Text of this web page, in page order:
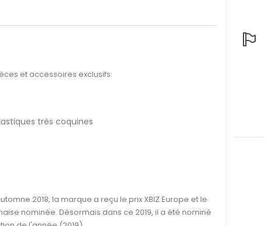
et accessoires exclusifs:
très coquines
2018, la marque a reçu le prix XBIZ Europe et le
nominée. Désormais dans ce 2019, il a été nominé